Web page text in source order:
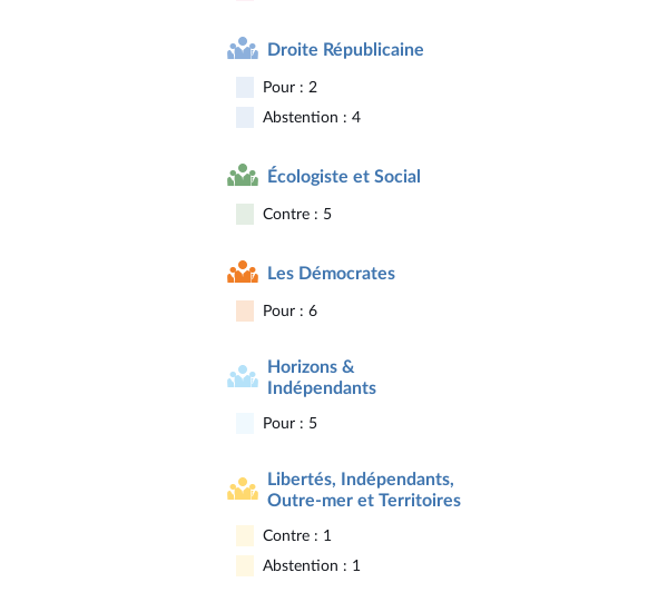
Droite Républicaine
Pour : 2
Abstention : 4
Écologiste et Social
Contre : 5
Les Démocrates
Pour : 6
Horizons &
Indépendants
Pour : 5
Libertés, Indépendants,
Outre-mer et Territoires
Contre : 1
Abstention : 1